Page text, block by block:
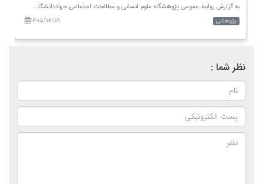
به گزارش روابط عمومی پژوهشگاه علوم انسانی و مطالعات اجتماعی جهاددانشگا...
۱۴۰۵/۰۲/۰۹
پژوهشی
نظر شما :